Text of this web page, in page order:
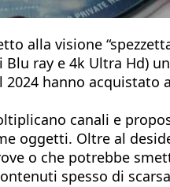
alla visione
ray e 4k Ultra Hd)
hanno
canali e
oggetti. Oltre al
o che potrebbe
spesso di